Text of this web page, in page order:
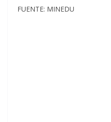
FUENTE: MINEDU